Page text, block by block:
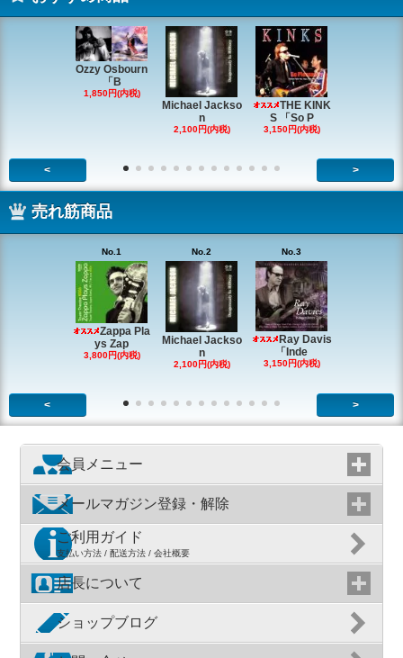
Ozzy Osbourn
「B
1,850円(内税)
Michael Jackso
n
2,100円(内税)
THE KINK
S 「So P
3,150円(内税)
< >
売れ筋商品
No.1
Zappa Pla
ys Zap
3,800円(内税)
No.2
Michael Jackso
n
2,100円(内税)
No.3
Ray Davis
「Inde
3,150円(内税)
< >
会員メニュー
メールマガジン登録・解除
ご利用ガイド
支払い方法 / 配送方法 / 会社概要
店長について
ショップブログ